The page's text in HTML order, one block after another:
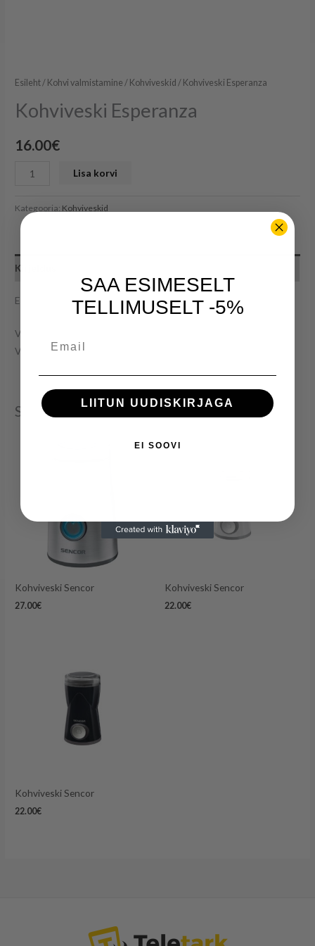
Esileht / Kohvi valmistamine / Kohviveskid / Kohviveski Esperanza
Kohviveski Esperanza
16.00€
Lisa korvi
Kategooria: Kohviveskid
Kirjeldus
Esperanza EKC001W
Võimsus: 160W
Värv: valge
Seotud tooted
Kohviveski Sencor
27.00€
Kohviveski Sencor
22.00€
Kohviveski Sencor
22.00€
SAA ESIMESELT
TELLIMUSELT -5%
LIITUN UUDISKIRJAGA
EI SOOVI